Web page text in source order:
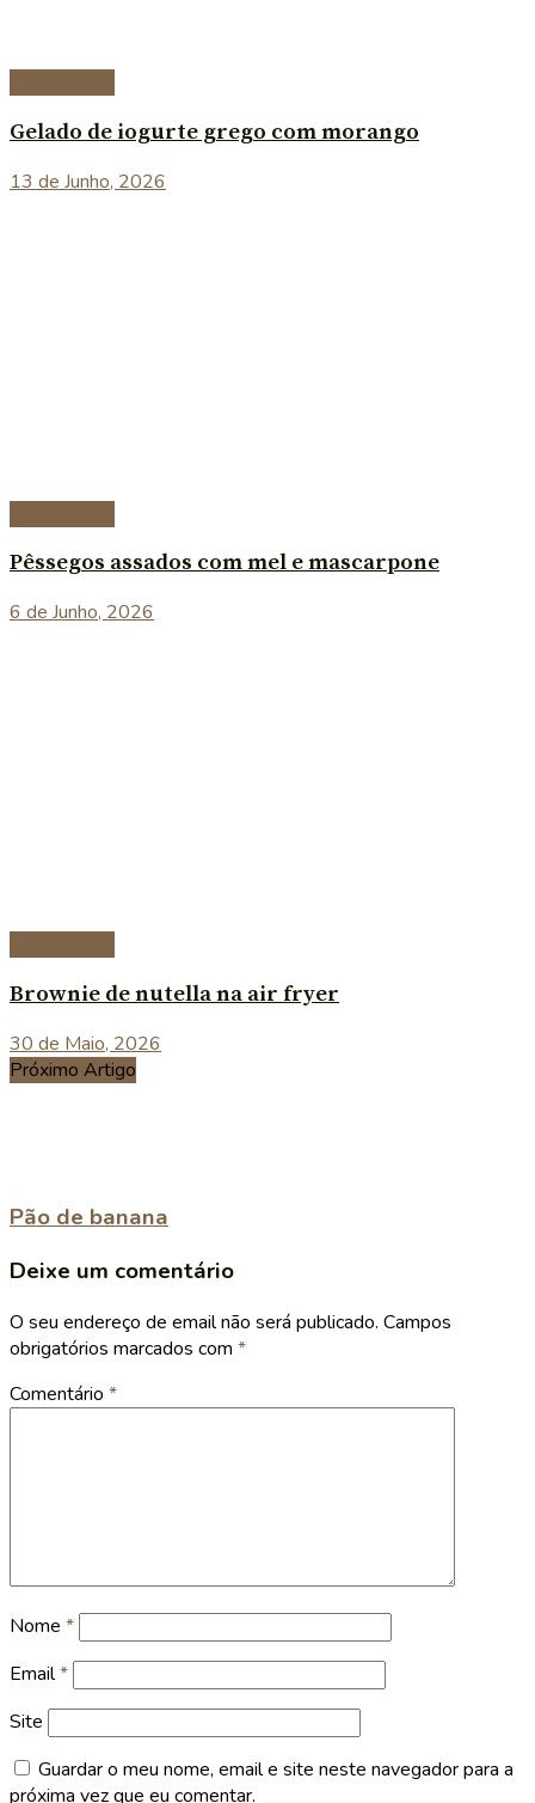
Gelado de iogurte grego com morango
13 de Junho, 2026
Pêssegos assados com mel e mascarpone
6 de Junho, 2026
Brownie de nutella na air fryer
30 de Maio, 2026
Próximo Artigo
Pão de banana
Deixe um comentário
O seu endereço de email não será publicado. Campos
obrigatórios marcados com *
Comentário *
Nome *
Email*
Site
Guardar o meu nome, email e site neste navegador para a
próxima vez que eu comentar.